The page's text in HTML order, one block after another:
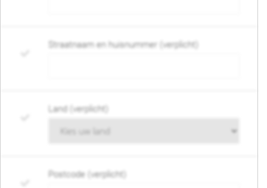
Straatnaam en huisnummer (verplicht)
Land (verplicht)
Postcode (verplicht)